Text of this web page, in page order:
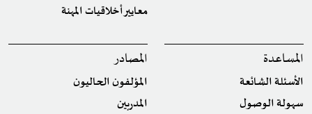
معايير أخلاقيات المهنة
المساعدة
الأسئلة الشائعة
سهولة الوصول
المصادر
المؤلفون الحاليون
المدربين